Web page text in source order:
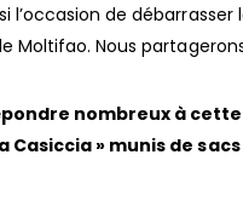
l’occasion de
Moltifao. Nous
nombreux à cette
Casiccia » munis de